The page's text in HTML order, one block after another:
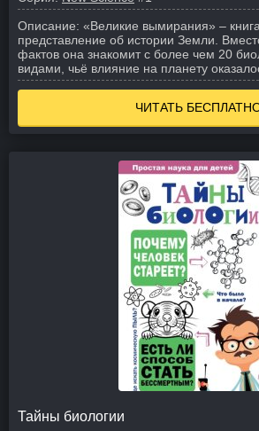
Описание: «Великие вымирания» –
представление об истории Земли.
фактов она знакомит с более чем 20
видами, чьё влияние на планету
ЧИТАТЬ
Тайны биологии